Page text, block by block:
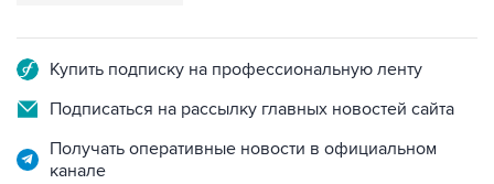
Купить подписку на профессиональную ленту
Подписаться на рассылку главных новостей сайта
Получать оперативные новости в официальном
канале